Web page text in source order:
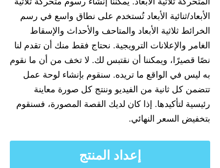
الأبعاد/ثنائية الأبعاد تُستخدم على نطاق واسع في رسم
الخرائط ثلاثية الأبعاد والمتاحف والأحداث والإسقاط
الغامر والإعلانات الترويجية. نحتاج فقط منك أن تقدم لنا
نصًا قصيرًا، ويمكننا أن نقتبس لك. لا تخف من أن ما نقوم
به ليس في الواقع ما تريده. سنقوم بإنشاء لوحة عمل
تتضمن كل ثانية من الفيديو وننتج كل صورة معاينة
رئيسية لتأكيدها. إذا كان لديك القصة المصورة، فسنقوم
بتخفيض السعر النهائي.
إعداد المنتج